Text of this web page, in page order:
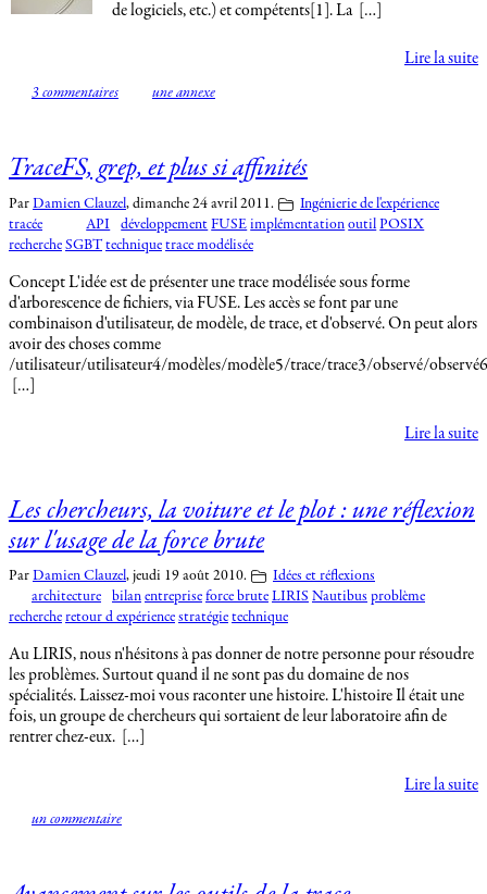
de logiciels, etc.) et compétents[1]. La […]
Lire la suite
3 commentaires une annexe
TraceFS, grep, et plus si affinités
Par Damien Clauzel, dimanche 24 avril 2011.
Ingénierie de l'expérience
tracée
API développement FUSE implémentation outil POSIX
recherche SGBT technique trace modélisée
Concept L'idée est de présenter une trace modélisée sous forme
d'arborescence de fichiers, via FUSE. Les accès se font par une
combinaison d'utilisateur, de modèle, de trace, et d'observé. On peut alors
avoir des choses comme
/utilisateur/utilisateur4/modèles/modèle5/trace/trace3/observé/
[…]
Lire la suite
Les chercheurs, la voiture et le plot : une réflexion
sur l'usage de la force brute
Par Damien Clauzel, jeudi 19 août 2010.
Idées et réflexions
architecture
bilan entreprise force brute LIRIS Nautibus problème
recherche retour d expérience stratégie technique
Au LIRIS, nous n'hésitons à pas donner de notre personne pour résoudre
les problèmes. Surtout quand il ne sont pas du domaine de nos
spécialités. Laissez-moi vous raconter une histoire. L'histoire Il était une
fois, un groupe de chercheurs qui sortaient de leur laboratoire afin de
rentrer chez-eux. […]
Lire la suite
un commentaire